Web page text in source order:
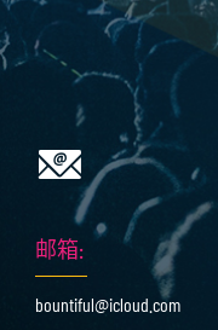
邮箱:
bountiful@icloud.com